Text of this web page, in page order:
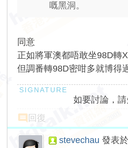
嘅黑洞。
同意
正如將軍澳都唔敢坐98D轉
但調番轉98D密咁多就博得
如要討論，
回復
stevechau 發表